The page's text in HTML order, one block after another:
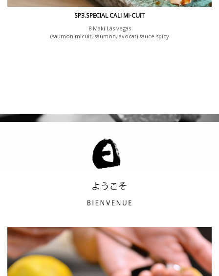
SP3.SPECIAL CALI MI-CUIT
8 Maki Las vegas
(saumon micuit, saumon, avocat) sauce spicy